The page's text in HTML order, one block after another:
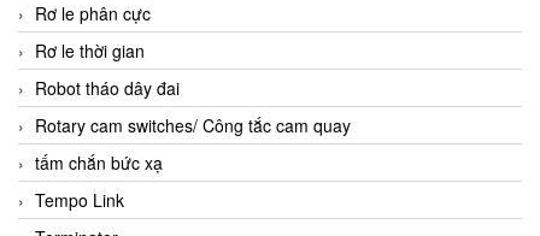
Rơ le phân cực
Rơ le thời gian
Robot tháo dây đai
Rotary cam switches/ Công tắc cam quay
tấm chắn bức xạ
Tempo Link